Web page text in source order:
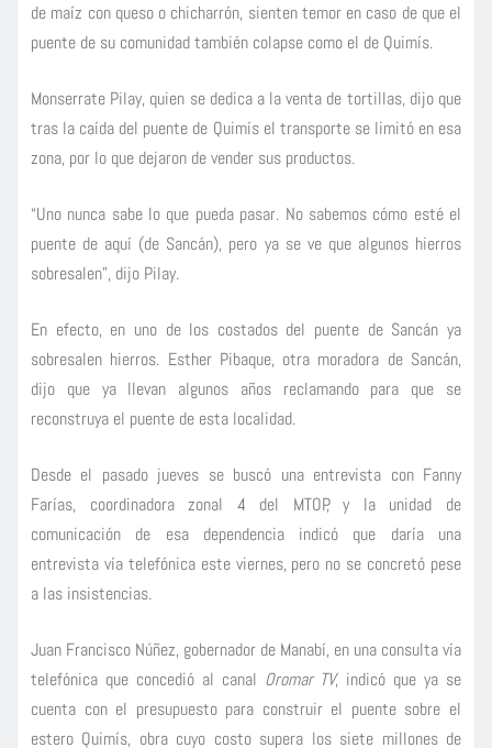
de maíz con queso o chicharrón, sienten temor en caso de que el
puente de su comunidad también colapse como el de Quimís.
Monserrate Pilay, quien se dedica a la venta de tortillas, dijo que
tras la caída del puente de Quimís el transporte se limitó en esa
zona, por lo que dejaron de vender sus productos.
“Uno nunca sabe lo que pueda pasar. No sabemos cómo esté el
puente de aquí (de Sancán), pero ya se ve que algunos hierros
sobresalen”, dijo Pilay.
En efecto, en uno de los costados del puente de Sancán ya
sobresalen hierros. Esther Pibaque, otra moradora de Sancán,
dijo que ya llevan algunos años reclamando para que se
reconstruya el puente de esta localidad.
Desde el pasado jueves se buscó una entrevista con Fanny
Farías, coordinadora zonal 4 del MTOP, y la unidad de
comunicación de esa dependencia indicó que daría una
entrevista vía telefónica este viernes, pero no se concretó pese
a las insistencias.
Juan Francisco Núñez, gobernador de Manabí, en una consulta vía
telefónica que concedió al canal Oromar TV, indicó que ya se
cuenta con el presupuesto para construir el puente sobre el
estero Quimís, obra cuyo costo supera los siete millones de